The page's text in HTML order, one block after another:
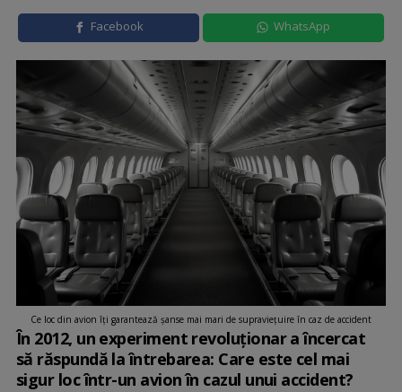
Facebook WhatsApp
Ce loc din avion îți garantează șanse mai mari de supraviețuire în caz de accident
În 2012, un experiment revoluționar a încercat
să răspundă la întrebarea: Care este cel mai
sigur loc într-un avion în cazul unui accident?